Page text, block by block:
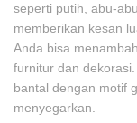
seperti putih, abu-
memberikan kesan
Anda bisa
furnitur dan
bantal dengan motif
menyegarkan.